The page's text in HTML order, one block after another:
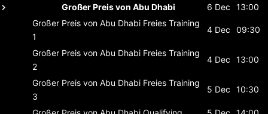
Großer Preis von Abu Dhabi 6 Dec
13:00
Großer Preis von Abu Dhabi Freies Training
1
4 Dec 09:30
Großer Preis von Abu Dhabi Freies Training
2
4 Dec 13:00
Großer Preis von Abu Dhabi Freies Training
3
5 Dec 10:30